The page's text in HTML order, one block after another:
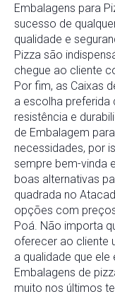
Embalagens para
sucesso de
qualidade e
Pizza são
chegue ao cliente
Por fim, as Caixas
a escolha preferida
resistência e
de Embalagem
necessidades, por
sempre bem-vinda
boas alternativas
quadrada no
opções com
Poá. Não importa
oferecer ao cliente
a qualidade que
Embalagens de
muito nos últimos